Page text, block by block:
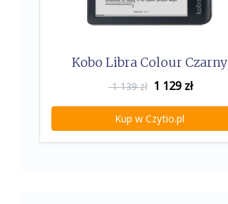
Kobo Libra Colour Czarny
1 139 zł 1 129 zł
Kup w Czytio.pl